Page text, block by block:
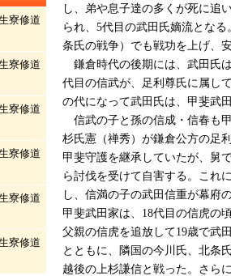
し、弟や息子達の多くが死に追
られ、5代目の武田氏嫡流とな
条氏の戦争）でも戦功を上げ、
鎌倉時代の後期には、武田氏
代目の信武が、足利尊氏に属し
の代になって武田氏は、甲斐武
信武の子と孫の信成・信春も
杉氏憲（禅秀）が鎌倉公方の足
甲斐守護を継承していたが、舅
ら討伐を受けて自害する。これ
し、信満の子の武田信重が幕府
甲斐武田家は、18代目の信虎の
父親の信虎を追放して19歳で武
とともに、隣国の今川氏、北条
越後の上杉謙信と戦った。さら
寮修道
寮修道
寮修道
寮修道
寮修道
寮修道